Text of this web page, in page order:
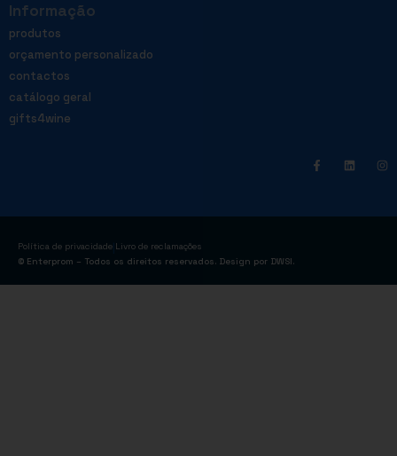
Informação
produtos
orçamento personalizado
contactos
catálogo geral
gifts4wine
Política de privacidade Livro de reclamações
© Enterprom – Todos os direitos reservados. Design por DWSI.